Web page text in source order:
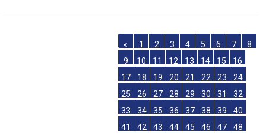
« 1 2 3 4 5 6 7
8
9
10 11 12 13 14 15
16
17
18 19 20 21 22 23
24
25
26 27 28 29 30 31
32
33
34 35 36 37 38 39
40
41
42 43 44 45 46 47
48